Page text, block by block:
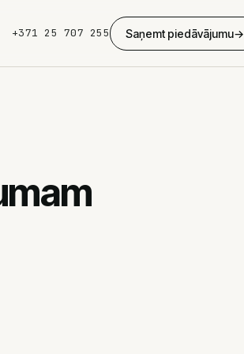
+371 25 707 255 Saņemt piedāvājumu→
Landing page